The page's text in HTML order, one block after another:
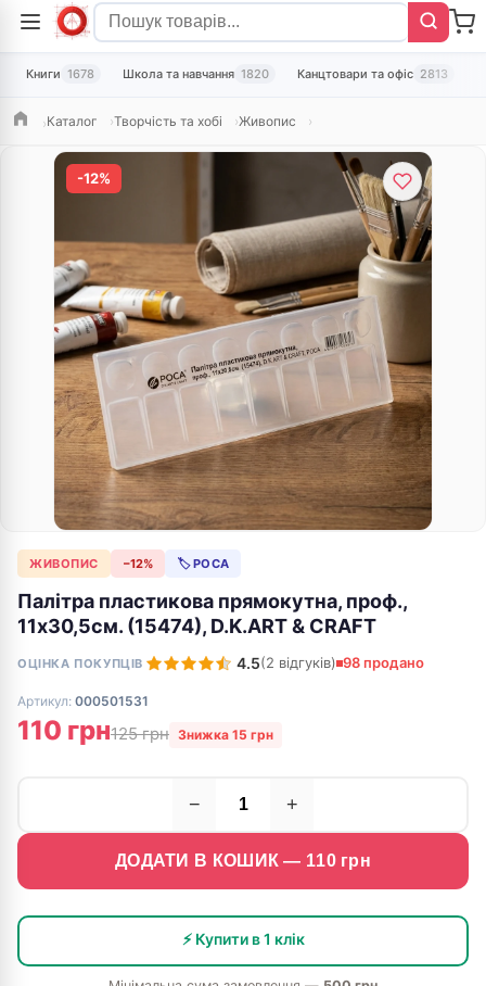
Книги 1678 Школа та навчання 1820 Канцтовари та офіс 2813
ГоловнаКаталог Творчість та хобі Живопис
-12%
ЖИВОПИС −12% 🏷 РОСА
Палітра пластикова прямокутна, проф.,
11х30,5см. (15474), D.K.ART & CRAFT
ОЦІНКА ПОКУПЦІВ 4.5(2 відгуків) 98 продано
Артикул: 000501531
110 грн125 грн Знижка 15 грн
− +
ДОДАТИ В КОШИК — 110грн
⚡ Купити в 1 клік